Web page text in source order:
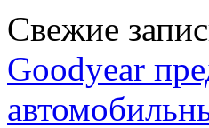
Свежие
Goodyear